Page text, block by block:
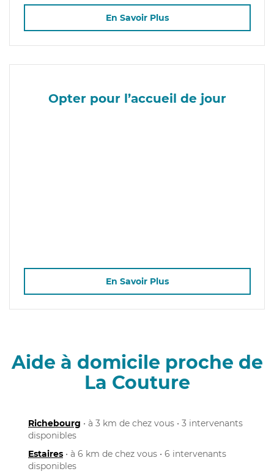
En Savoir Plus
Opter pour l’accueil de jour
En Savoir Plus
Aide à domicile proche de
La Couture
Richebourg • à 3 km de chez vous • 3 intervenants
disponibles
Estaires • à 6 km de chez vous • 6 intervenants
disponibles